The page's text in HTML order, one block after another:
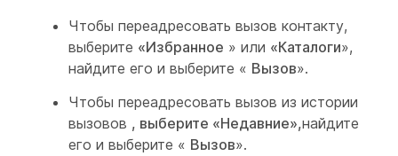
Чтобы переадресовать вызов контакту,
выберите «Избранное » или «Каталоги»,
найдите его и выберите « Вызов».
Чтобы переадресовать вызов из истории
вызовов , выберите «Недавние»,найдите
его и выберите « Вызов».